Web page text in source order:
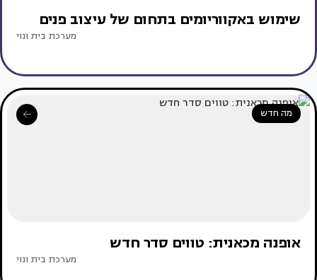
שימוש באקווריומים בתחום של עיצוב פנים
מערכת בית ונוי
מה חדש
אופנה מכאנית: טווים סדר חדש
מערכת בית ונוי